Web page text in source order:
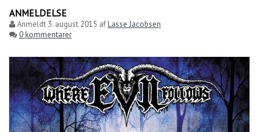
ANMELDELSE
Anmeldt 3. august 2015 afLasse Jacobsen
0 kommentarer